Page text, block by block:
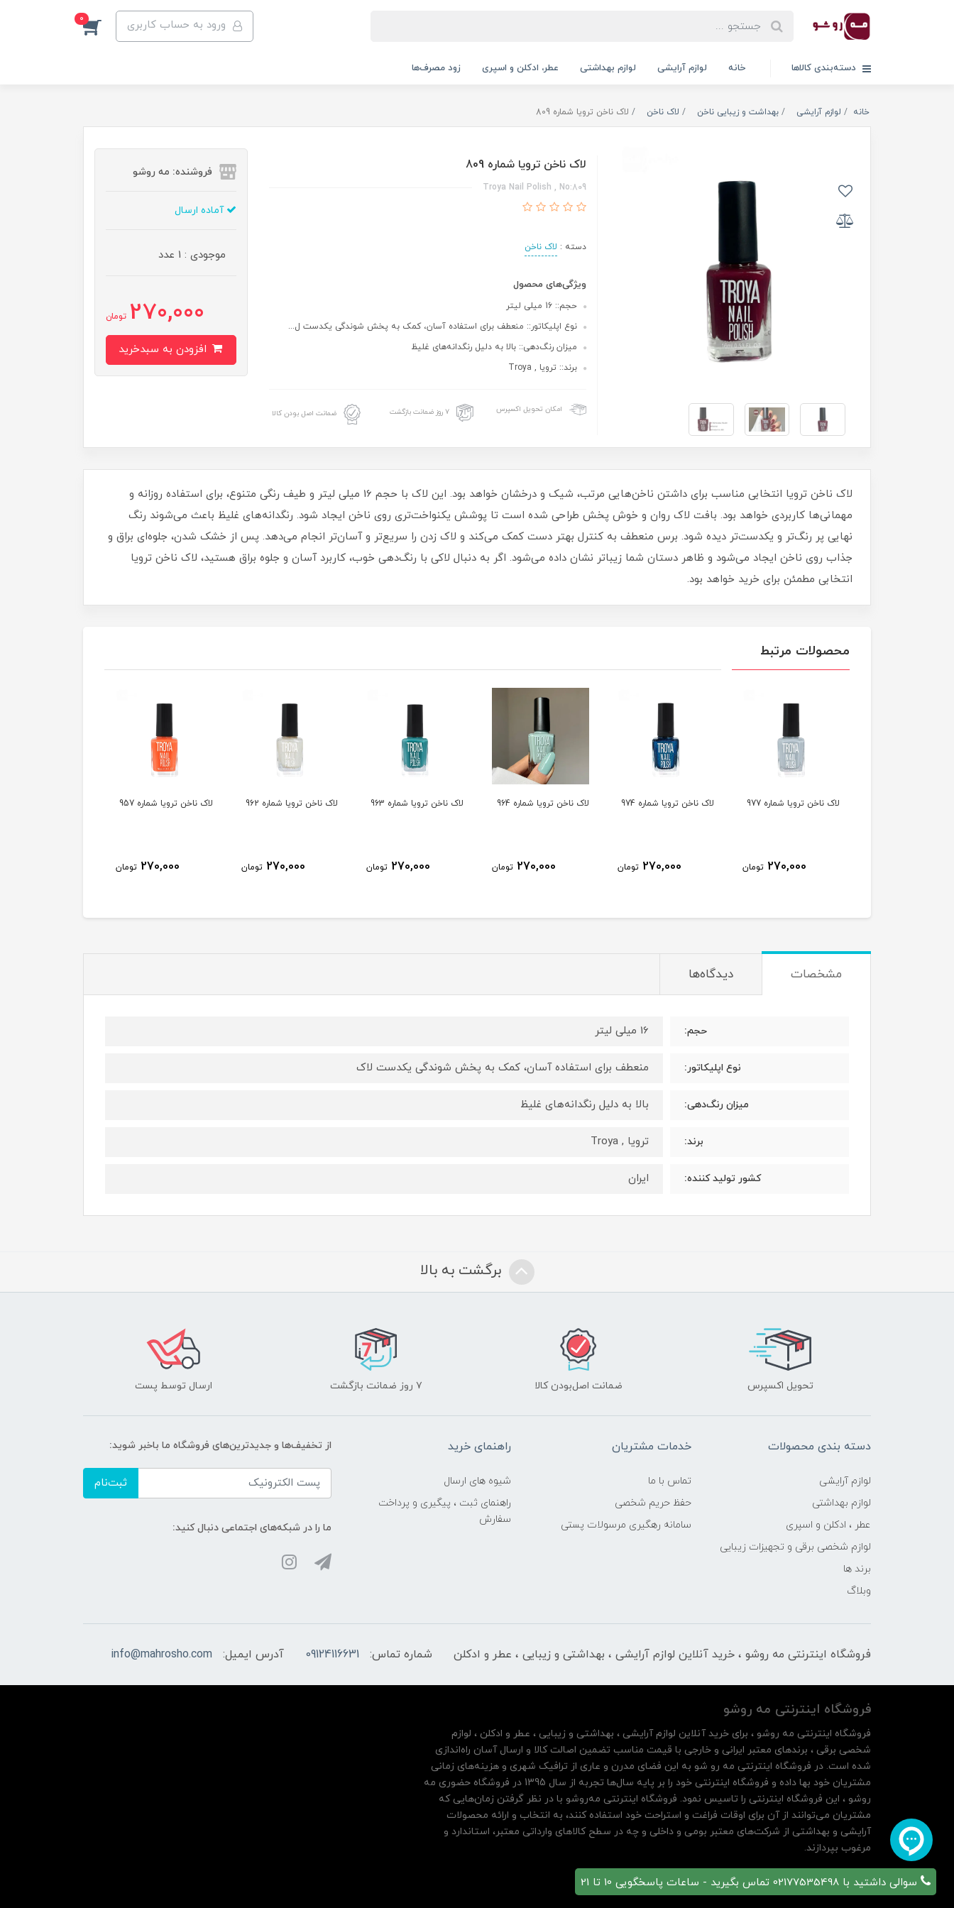
ورود به حساب کاربری 0
دسته‌بندی کالاها خانه لوازم آرایشی لوازم بهداشتی عطر، ادکلن و اسپری زود مصرف‌ها
خانه لوازم آرایشی بهداشت و زیبایی ناخن لاک ناخن لاک ناخن ترویا شماره 809
لاک ناخن ترویا شماره 809
Troya Nail Polish , No:809
دسته : لاک ناخن
ویژگی‌های محصول
حجم:: 16 میلی لیتر
نوع اپلیکاتور:: منعطف برای استفاده آسان، کمک به پخش شوندگی یکدست ل...
میزان رنگ‌دهی:: بالا به دلیل رنگدانه‌های غلیظ
برند:: ترویا , Troya
امکان تحویل اکسپرس ۷ روز ضمانت بازگشت ضمانت اصل بودن کالا
فروشنده: مه رو‌شو
آماده ارسال
موجودی : 1 عدد
270,000 تومان
لاک ناخن ترویا انتخابی مناسب برای داشتن ناخن‌هایی مرتب، شیک و درخشان خواهد بود. این لاک با حجم 16 میلی‌ لیتر و طیف رنگی متنوع، برای استفاده روزانه و
مهمانی‌ها کاربردی خواهد بود. بافت لاک روان و خوش‌ پخش طراحی شده است تا پوشش یکنواخت‌تری روی ناخن ایجاد شود. رنگدانه‌های غلیظ باعث می‌شوند رنگ
نهایی پر رنگ‌تر و یکدست‌تر دیده شود. برس منعطف به کنترل بهتر دست کمک می‌کند و لاک زدن را سریع‌تر و آسان‌تر انجام می‌دهد. پس از خشک شدن، جلوه‌ای براق و
جذاب روی ناخن ایجاد می‌شود و ظاهر دستان شما زیباتر نشان داده می‌شود. اگر به دنبال لاکی با رنگ‌دهی خوب، کاربرد آسان و جلوه براق هستید، لاک ناخن ترویا
انتخابی مطمئن برای خرید خواهد بود.
محصولات مرتبط
لاک ناخن ترویا شماره 977
270,000 تومان
لاک ناخن ترویا شماره 974
270,000 تومان
لاک ناخن ترویا شماره 964
270,000 تومان
لاک ناخن ترویا شماره 963
270,000 تومان
لاک ناخن ترویا شماره 962
270,000 تومان
لاک ناخن ترویا شماره 957
270,000 تومان
مشخصات دیدگاه‌ها
حجم: 16 میلی لیتر
نوع اپلیکاتور: منعطف برای استفاده آسان، کمک به پخش شوندگی یکدست لاک
میزان رنگ‌دهی: بالا به دلیل رنگدانه‌های غلیظ
برند: ترویا , Troya
کشور تولید کننده: ایران
برگشت به بالا
تحویل اکسپرس ضمانت اصل‌بودن کالا ۷ روز ضمانت بازگشت ارسال توسط پست
دسته بندی محصولات
لوازم آرایشی
لوازم بهداشتی
عطر ، ادکلن و اسپری
لوازم شخصی برقی و تجهیزات زیبایی
برند ها
وبلاگ
خدمات مشتریان
تماس با ما
حفظ حریم شخصی
سامانه رهگیری مرسولات پستی
راهنمای خرید
شیوه های ارسال
راهنمای ثبت ، پیگیری و پرداخت
سفارش
از تخفیف‌ها و جدیدترین‌های فروشگاه ما باخبر شوید:
ثبت‌نام
ما را در شبکه‌های اجتماعی دنبال کنید:
فروشگاه اینترنتی مه‌ رو‌شو ، خرید آنلاین لوازم آرایشی ، بهداشتی و زیبایی ، عطر و ادکلن شماره تماس: 09124116631 آدرس ایمیل: info@mahrosho.com
سوالی داشتید با 02177535498 تماس بگیرید - ساعات پاسخگویی 10 تا 21
فروشگاه اینترنتی مه‌ رو‌شو
فروشگاه اینترنتی مه‌ رو‌شو ، برای خرید آنلاین لوازم آرایشی ، بهداشتی و زیبایی ، عطر و ادکلن ، لوازم
شخصی برقی ، برندهای معتبر ایرانی و خارجی با قیمت مناسب تضمین اصالت کالا و ارسال آسان راه‌اندازی
شده است. در فروشگاه اینترنتی مه رو شو به این فضای مدرن و عاری از ترافیک شهری و هزینه‌های زمانی
مشتریان خود بها داده و فروشگاه اینترنتی خود را بر پایه سال‌ها تجربه از سال 1395 در فروشگاه حضوری مه
روشو ، این فروشگاه اینترنتی را تاسیس نمود. فروشگاه اینترنتی مه‌رو‌شو با در نظر گرفتن زمان‌هایی که
مشتریان می‌توانند از آن‌ برای اوقات فراغت و استراحت خود استفاده کنند، به انتخاب و ارائه محصولات
آرایشی و بهداشتی از شرکت‌های معتبر بومی و داخلی و چه در سطح کالاهای وارداتی معتبر، استاندارد و
مرغوب بپردازند.